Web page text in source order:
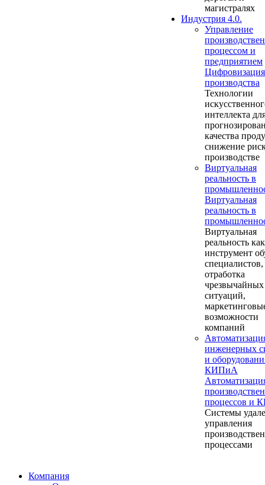
магистралях
Индустрия 4.0.
Управление
процессом и
предприятием
Цифровизация
производства
Технологии
интеллекта
качества
снижение
производстве
Виртуальная
реальность в
Виртуальная
реальность в
Виртуальная
реальность как
инструмент
специалистов,
отработка
чрезвычайных
ситуаций,
возможности
компаний
инженерных
и
КИПиА
процессов и
Системы
управления
процессами
Компания